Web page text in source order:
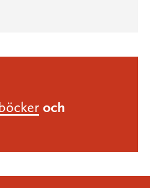
och